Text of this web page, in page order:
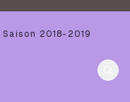
Saison 2018-2019